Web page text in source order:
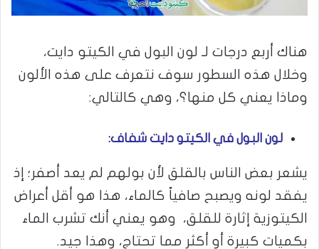
هناك أربع درجات لـ لون البول في الكيتو دايت،
وخلال هذه السطور سوف نتعرف على هذه الألون
وماذا يعني كل منها؟، وهي كالتالي:
لون البول في الكيتو دايت شفاف:
يشعر بعض الناس بالقلق لأن بولهم لم يعد أصفر؛ إذ
يفقد لونه ويصبح صافياً كالماء، هذا هو أقل أعراض
الكيتوزية إثارة للقلق، وهو يعني أنك تشرب الماء
بكميات كبيرة أو أكثر مما تحتاج، وهذا جيد.